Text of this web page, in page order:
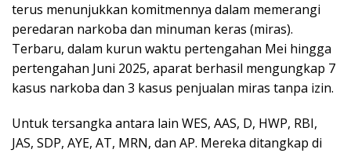
terus menunjukkan komitmennya dalam memerangi
peredaran narkoba dan minuman keras (miras).
Terbaru, dalam kurun waktu pertengahan Mei hingga
pertengahan Juni 2025, aparat berhasil mengungkap 7
kasus narkoba dan 3 kasus penjualan miras tanpa izin.
Untuk tersangka antara lain WES, AAS, D, HWP, RBI,
JAS, SDP, AYE, AT, MRN, dan AP. Mereka ditangkap di